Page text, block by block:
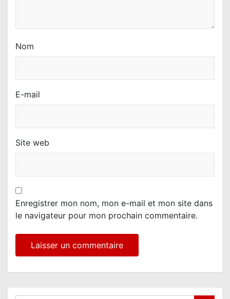
Nom
E-mail
Site web
Enregistrer mon nom, mon e-mail et mon site dans
le navigateur pour mon prochain commentaire.